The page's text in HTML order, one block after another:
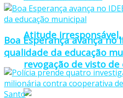
Atitude irresponsável,
revogação de visto
Boa Esperança avança no
qualidade da educação